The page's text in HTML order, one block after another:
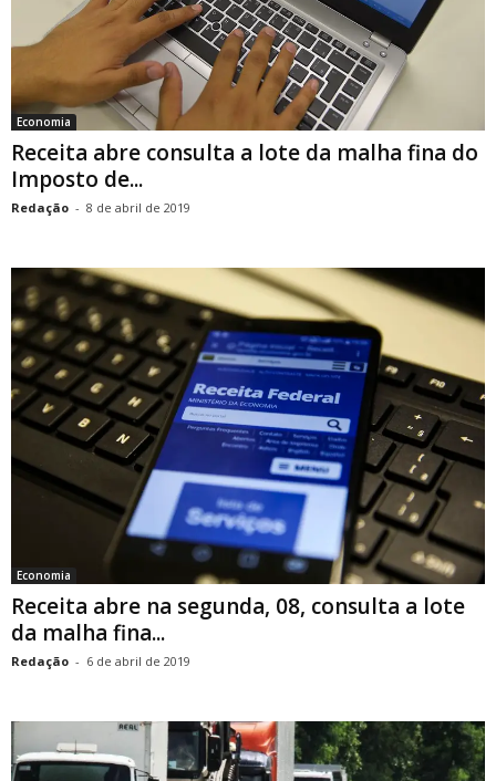
Economia
Receita abre consulta a lote da malha fina do
Imposto de...
Redação - 8 de abril de 2019
Economia
Receita abre na segunda, 08, consulta a lote
da malha fina...
Redação - 6 de abril de 2019